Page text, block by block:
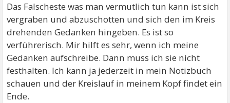
Das Falscheste was man vermutlich tun kann ist sich
vergraben und abzuschotten und sich den im Kreis
drehenden Gedanken hingeben. Es ist so
verführerisch. Mir hilft es sehr, wenn ich meine
Gedanken aufschreibe. Dann muss ich sie nicht
festhalten. Ich kann ja jederzeit in mein Notizbuch
schauen und der Kreislauf in meinem Kopf findet ein
Ende.